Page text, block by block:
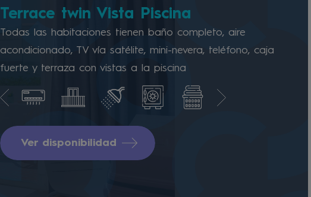
Terrace twin Vista Piscina
Todas las habitaciones tienen baño completo, aire
acondicionado, TV vía satélite, mini-nevera, teléfono, caja
fuerte y terraza con vistas a la piscina
Ver disponibilidad